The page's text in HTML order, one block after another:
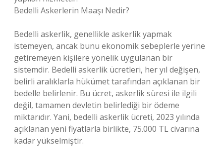
Bedelli Askerlerin Maaşı Nedir?
Bedelli askerlik, genellikle askerlik yapmak
istemeyen, ancak bunu ekonomik sebeplerle yerine
getiremeyen kişilere yönelik uygulanan bir
sistemdir. Bedelli askerlik ücretleri, her yıl değişen,
belirli aralıklarla hükümet tarafından açıklanan bir
bedelle belirlenir. Bu ücret, askerlik süresi ile ilgili
değil, tamamen devletin belirlediği bir ödeme
miktarıdır. Yani, bedelli askerlik ücreti, 2023 yılında
açıklanan yeni fiyatlarla birlikte, 75.000 TL civarına
kadar yükselmiştir.